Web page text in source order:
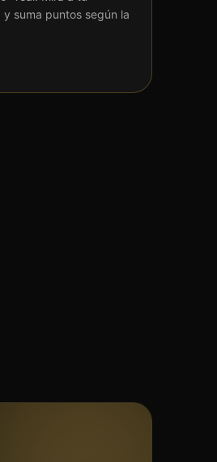
suma puntos según la